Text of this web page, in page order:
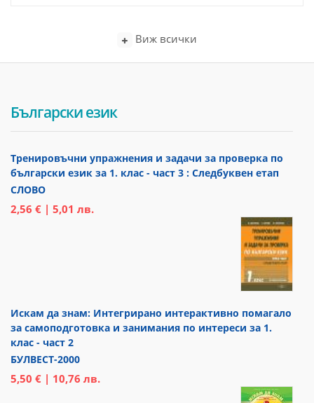
Виж всички
Български език
Тренировъчни упражнения и задачи за проверка по
български език за 1. клас - част 3 : Следбуквен етап
СЛОВО
2,56 € | 5,01 лв.
Искам да знам: Интегрирано интерактивно помагало
за самоподготовка и занимания по интереси за 1.
клас - част 2
БУЛВЕСТ-2000
5,50 € | 10,76 лв.